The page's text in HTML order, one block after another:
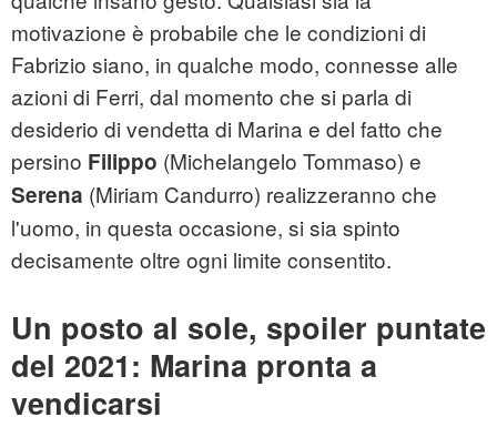
motivazione è probabile che le condizioni di
Fabrizio siano, in qualche modo, connesse alle
azioni di Ferri, dal momento che si parla di
desiderio di vendetta di Marina e del fatto che
persino Filippo (Michelangelo Tommaso) e
Serena (Miriam Candurro) realizzeranno che
l'uomo, in questa occasione, si sia spinto
decisamente oltre ogni limite consentito.
Un posto al sole, spoiler puntate
del 2021: Marina pronta a
vendicarsi